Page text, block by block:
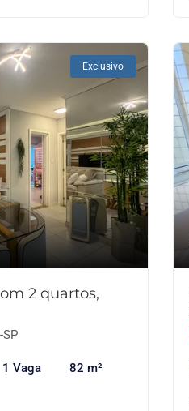
Exclusivo
2 quartos,
1 Vaga 82 m²